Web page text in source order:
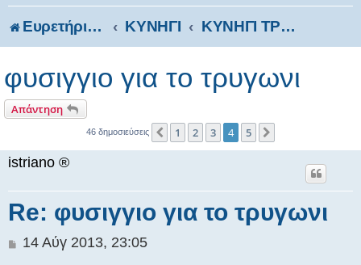
Ευρετήριο Δ. Συζήτησης ΚΥΝΗΓΙ ΚΥΝΗΓΙ ΤΡΥΓΟΝΙΩΝ
φυσιγγιο για το τρυγωνι
Απάντηση
46 δημοσιεύσεις Προηγούμενη
1 2 3 4 5
istriano ®
Re: φυσιγγιο για το τρυγωνι
Δ
14 Αύγ 2013, 23:05